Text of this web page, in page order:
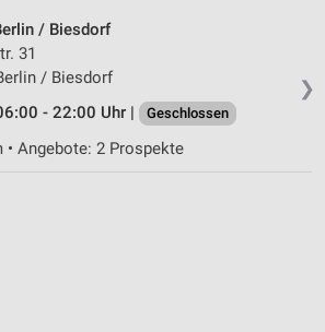
❯
/ Biesdorf
31
/ Biesdorf
- 22:00 Uhr |
Geschlossen
• Angebote: 2 Prospekte